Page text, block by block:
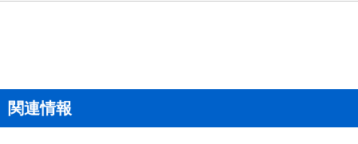
関連情報